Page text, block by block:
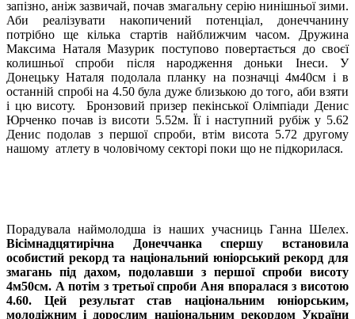
запізно, аніж зазвичай, почав змагальну серію нинішньої зими.
Аби реалізувати накопичений потенціал, донеччанину
потрібно ще кілька стартів найближчим часом. Дружина
Максима Наталя Мазурик поступово повертається до своєї
колишньої спроби після народження доньки Інеси. У
Донецьку Наталя подолала планку на позначці 4м40см і в
останній спробі на 4.50 була дуже близькою до того, аби взяти
і цю висоту. Бронзовий призер пекінської Олімпіади Денис
Юрченко почав із висоти 5.52м. Її і наступний рубіж у 5.62
Денис подолав з першої спроби, втім висота 5.72 другому
нашому атлету в чоловічому секторі поки що не підкорилася.
Порадувала наймолодша із наших учасниць Ганна Шелех.
Вісімнадцятирічна Донеччанка спершу встановила
особистий рекорд та національний юніорський рекорд для
змагань під дахом, подолавши з першої спроби висоту
4м50см. А потім з третьої спроби Аня впоралася з висотою
4.60. Цей результат став національним юніорським,
молодіжним і дорослим національним рекордом України